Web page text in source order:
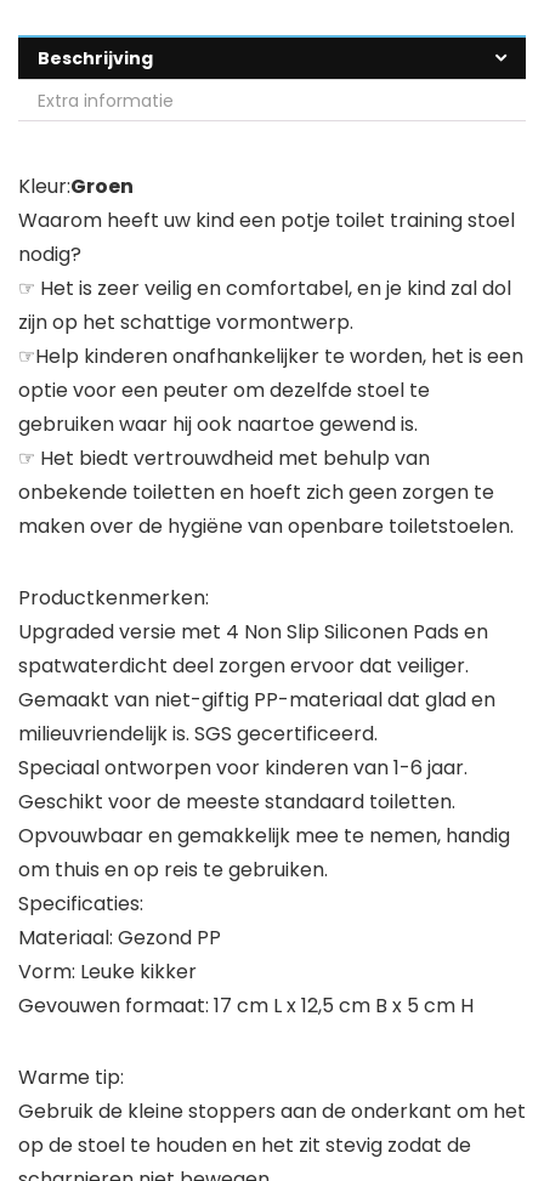
Beschrijving
Extra informatie
Kleur:Groen
Waarom heeft uw kind een potje toilet training stoel
nodig?
☞ Het is zeer veilig en comfortabel, en je kind zal dol
zijn op het schattige vormontwerp.
☞Help kinderen onafhankelijker te worden, het is een
optie voor een peuter om dezelfde stoel te
gebruiken waar hij ook naartoe gewend is.
☞ Het biedt vertrouwdheid met behulp van
onbekende toiletten en hoeft zich geen zorgen te
maken over de hygiëne van openbare toiletstoelen.
Productkenmerken:
Upgraded versie met 4 Non Slip Siliconen Pads en
spatwaterdicht deel zorgen ervoor dat veiliger.
Gemaakt van niet-giftig PP-materiaal dat glad en
milieuvriendelijk is. SGS gecertificeerd.
Speciaal ontworpen voor kinderen van 1-6 jaar.
Geschikt voor de meeste standaard toiletten.
Opvouwbaar en gemakkelijk mee te nemen, handig
om thuis en op reis te gebruiken.
Specificaties:
Materiaal: Gezond PP
Vorm: Leuke kikker
Gevouwen formaat: 17 cm L x 12,5 cm B x 5 cm H
Warme tip:
Gebruik de kleine stoppers aan de onderkant om het
op de stoel te houden en het zit stevig zodat de